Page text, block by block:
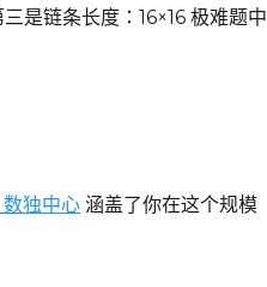
链条长度：16×16 极难题中
数独中心 涵盖了你在这个规模